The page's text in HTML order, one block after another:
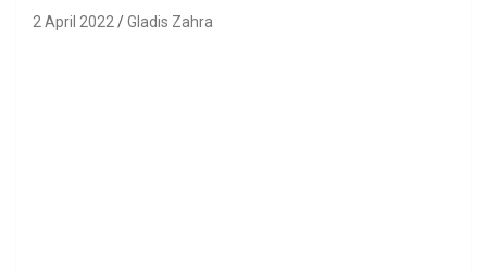
2 April 2022 Gladis Zahra